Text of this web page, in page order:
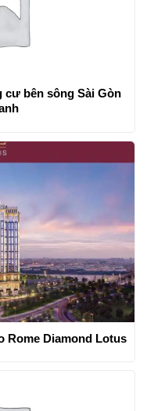
cư bên sông Sài Gòn
Rome Diamond Lotus